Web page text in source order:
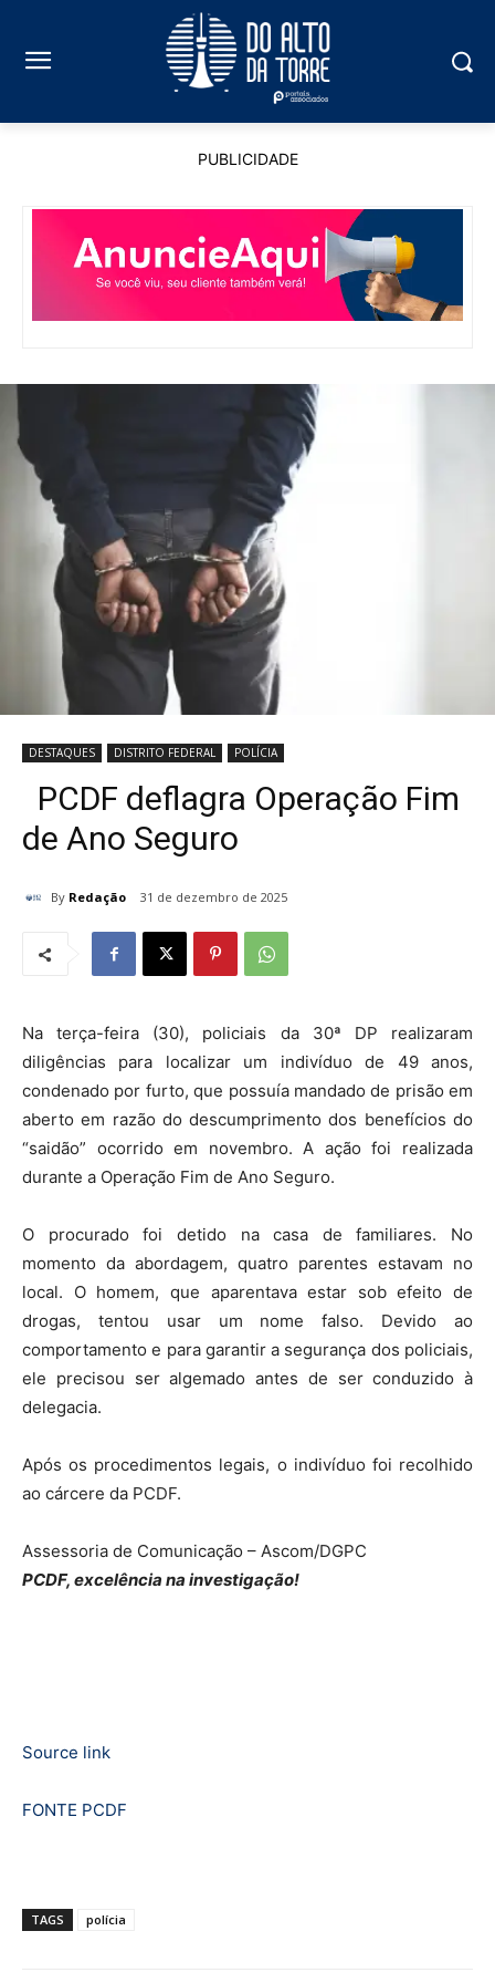
PUBLICIDADE
DESTAQUES DISTRITO FEDERAL POLÍCIA
PCDF deflagra Operação Fim
de Ano Seguro
By Redação 31 de dezembro de 2025
Na terça-feira (30), policiais da 30ª DP realizaram
diligências para localizar um indivíduo de 49 anos,
condenado por furto, que possuía mandado de prisão em
aberto em razão do descumprimento dos benefícios do
“saidão” ocorrido em novembro. A ação foi realizada
durante a Operação Fim de Ano Seguro.
O procurado foi detido na casa de familiares. No
momento da abordagem, quatro parentes estavam no
local. O homem, que aparentava estar sob efeito de
drogas, tentou usar um nome falso. Devido ao
comportamento e para garantir a segurança dos policiais,
ele precisou ser algemado antes de ser conduzido à
delegacia.
Após os procedimentos legais, o indivíduo foi recolhido
ao cárcere da PCDF.
Assessoria de Comunicação – Ascom/DGPC
PCDF, excelência na investigação!
Source link
FONTE PCDF
TAGS polícia